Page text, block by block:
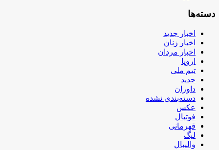
دسته‌ها
اخبار جدید
اخبار زنان
اخبار مردان
اروپا
تیم ملی
جدید
داوران
دسته‌بندی نشده
عکس
فوتبال
قهرمانی
لیگ
والیبال